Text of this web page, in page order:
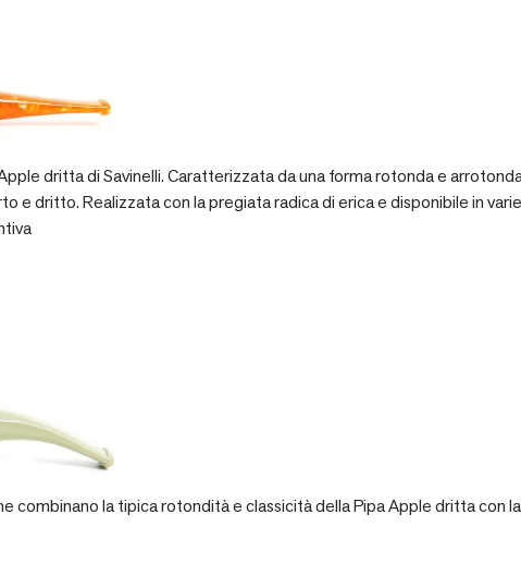
dritta di Savinelli. Caratterizzata da una forma rotonda e
e dritto. Realizzata con la pregiata radica di erica e disponibile in
combinano la tipica rotondità e classicità della Pipa Apple dritta con